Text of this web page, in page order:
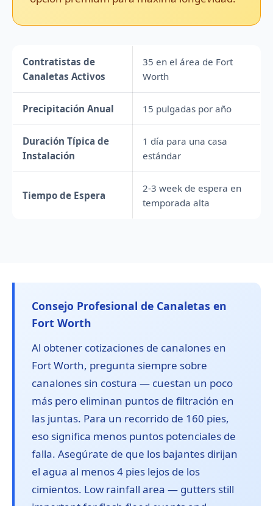
Contratistas de
Canaletas Activos
35 en el área de Fort
Worth
Precipitación Anual 15 pulgadas por año
Duración Típica de
Instalación
1 día para una casa
estándar
Tiempo de Espera
2-3 week de espera en
temporada alta
Consejo Profesional de Canaletas en
Fort Worth
Al obtener cotizaciones de canalones en
Fort Worth, pregunta siempre sobre
canalones sin costura — cuestan un poco
más pero eliminan puntos de filtración en
las juntas. Para un recorrido de 160 pies,
eso significa menos puntos potenciales de
falla. Asegúrate de que los bajantes dirijan
el agua al menos 4 pies lejos de los
cimientos. Low rainfall area — gutters still